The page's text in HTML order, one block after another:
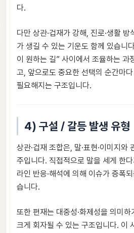
다.
다만 상관·겁재가 강해, 진로·생활 방
가 생길 수 있는 기운도 함께 있습니
이 원하는 길” 사이에서 조율하는 과
고, 앞으로도 중요한 선택의 순간마다
필요해지는 구조입니다.
4) 구설 / 갈등 발생 유형
상관·겁재 조합은, 말·표현·이미지와
주입니다. 직접적으로 말을 세게 한
라인 반응·해석에 의해 이슈가 증폭
습니다.
또한 편재는 대중성·화제성을 의미
크게 회자될 수 있는 구조입니다. 이